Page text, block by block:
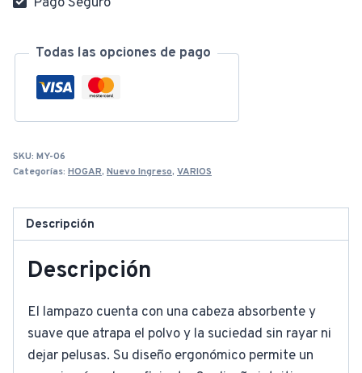
Todas las opciones de pago
SKU: MY-06
Categorías: HOGAR, Nuevo Ingreso, VARIOS
Descripción
Descripción
El lampazo cuenta con una cabeza absorbente y
suave que atrapa el polvo y la suciedad sin rayar ni
dejar pelusas. Su diseño ergonómico permite un